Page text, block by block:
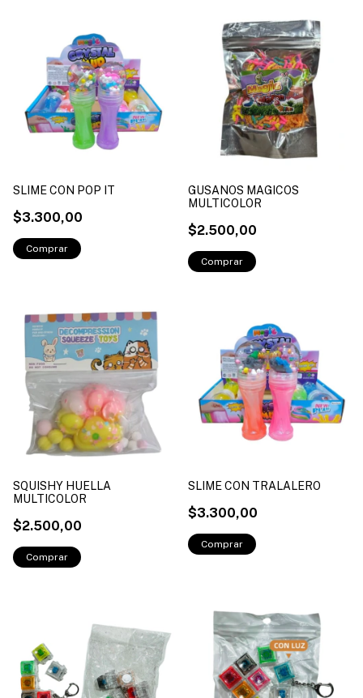
SLIME CON POP IT
$3.300,00
GUSANOS MAGICOS
MULTICOLOR
$2.500,00
SQUISHY HUELLA
MULTICOLOR
$2.500,00
SLIME CON TRALALERO
$3.300,00